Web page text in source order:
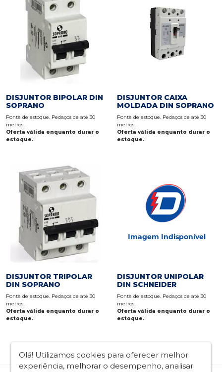
DISJUNTOR BIPOLAR DIN
SOPRANO
Ponta de estoque. Pedaços de até 30
metros.
Oferta válida enquanto durar o
estoque.
DISJUNTOR CAIXA
MOLDADA DIN SOPRANO
Ponta de estoque. Pedaços de até 30
metros.
Oferta válida enquanto durar o
estoque.
DISJUNTOR TRIPOLAR
DIN SOPRANO
Ponta de estoque. Pedaços de até 30
metros.
Oferta válida enquanto durar o
estoque.
DISJUNTOR UNIPOLAR
DIN SCHNEIDER
Ponta de estoque. Pedaços de até 30
metros.
Oferta válida enquanto durar o
estoque.
Olá! Utilizamos cookies para oferecer melhor
experiência, melhorar o desempenho, analisar